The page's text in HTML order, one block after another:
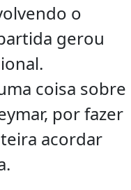
o
gerou
coisa sobre
por fazer
acordar